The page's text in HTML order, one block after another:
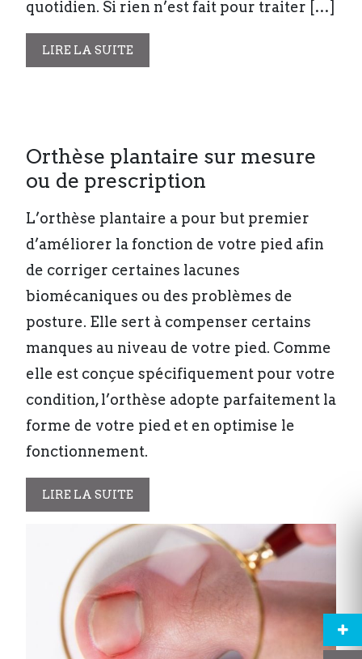
quotidien. Si rien n’est fait pour traiter […]
LIRE LA SUITE
Orthèse plantaire sur mesure
ou de prescription
L’orthèse plantaire a pour but premier
d’améliorer la fonction de votre pied afin
de corriger certaines lacunes
biomécaniques ou des problèmes de
posture. Elle sert à compenser certains
manques au niveau de votre pied. Comme
elle est conçue spécifiquement pour votre
condition, l’orthèse adopte parfaitement la
forme de votre pied et en optimise le
fonctionnement.
LIRE LA SUITE